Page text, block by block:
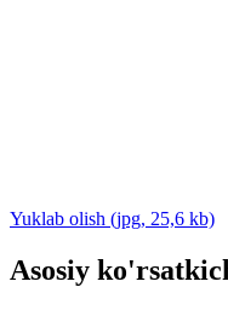
Yuklab olish (jpg, 25,6 kb)
Asosiy